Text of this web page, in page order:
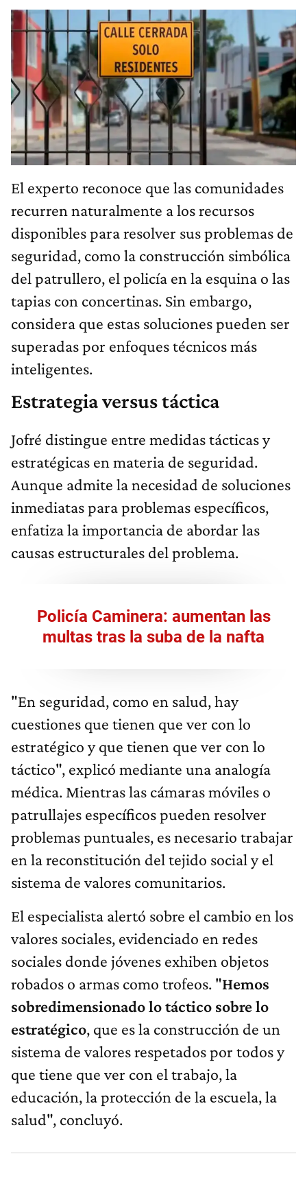
El experto reconoce que las comunidades
recurren naturalmente a los recursos
disponibles para resolver sus problemas de
seguridad, como la construcción simbólica
del patrullero, el policía en la esquina o las
tapias con concertinas. Sin embargo,
considera que estas soluciones pueden ser
superadas por enfoques técnicos más
inteligentes.
Estrategia versus táctica
Jofré distingue entre medidas tácticas y
estratégicas en materia de seguridad.
Aunque admite la necesidad de soluciones
inmediatas para problemas específicos,
enfatiza la importancia de abordar las
causas estructurales del problema.
Policía Caminera: aumentan las
multas tras la suba de la nafta
"En seguridad, como en salud, hay
cuestiones que tienen que ver con lo
estratégico y que tienen que ver con lo
táctico", explicó mediante una analogía
médica. Mientras las cámaras móviles o
patrullajes específicos pueden resolver
problemas puntuales, es necesario trabajar
en la reconstitución del tejido social y el
sistema de valores comunitarios.
El especialista alertó sobre el cambio en los
valores sociales, evidenciado en redes
sociales donde jóvenes exhiben objetos
robados o armas como trofeos. "Hemos
sobredimensionado lo táctico sobre lo
estratégico, que es la construcción de un
sistema de valores respetados por todos y
que tiene que ver con el trabajo, la
educación, la protección de la escuela, la
salud", concluyó.